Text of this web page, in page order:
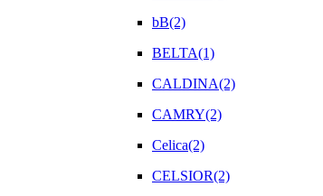
bB(2)
BELTA(1)
CALDINA(2)
CAMRY(2)
Celica(2)
CELSIOR(2)